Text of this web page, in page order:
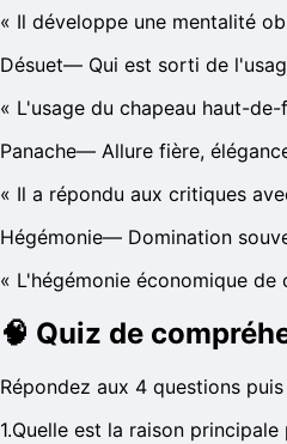
« Il développe une mentalité
Désuet— Qui est sorti de
« L'usage du chapeau haut-
Panache— Allure fière,
« Il a répondu aux critiques
Hégémonie— Domination
« L'hégémonie économique
🧠 Quiz de
Répondez aux 4 questions
1.Quelle est la raison